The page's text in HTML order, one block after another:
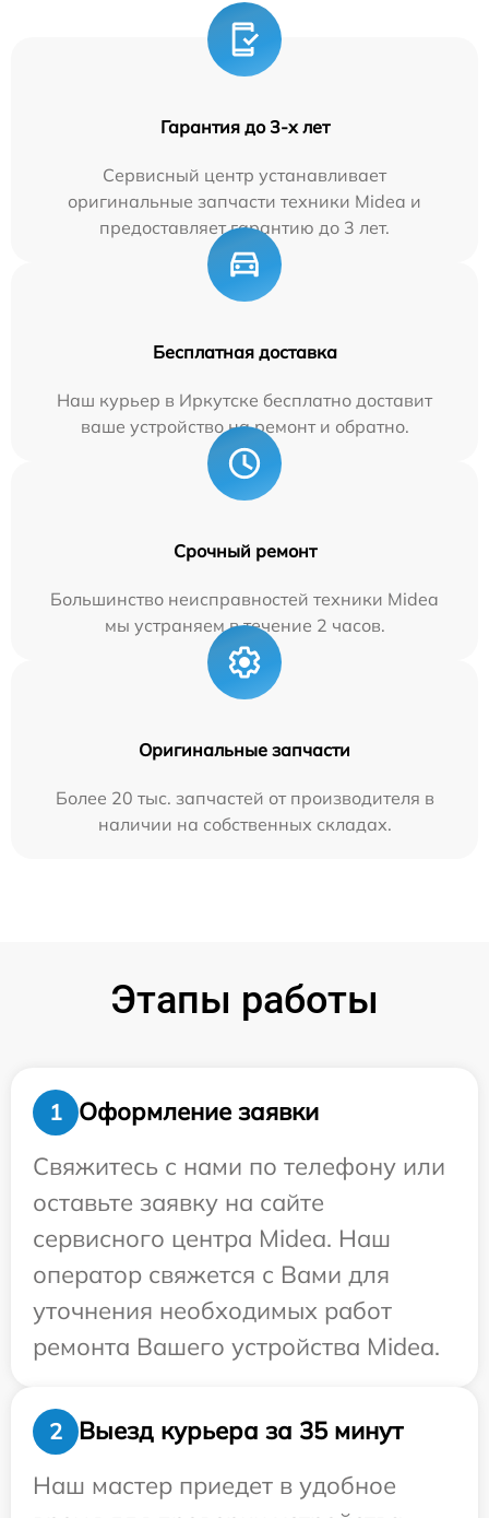
Гарантия до 3-х лет
Сервисный центр устанавливает
оригинальные запчасти техники Midea и
предоставляет гарантию до 3 лет.
Бесплатная доставка
Наш курьер в Иркутске бесплатно доставит
ваше устройство на ремонт и обратно.
Срочный ремонт
Большинство неисправностей техники Midea
мы устраняем в течение 2 часов.
Оригинальные запчасти
Более 20 тыс. запчастей от производителя в
наличии на собственных складах.
Этапы работы
1
Оформление заявки
Свяжитесь с нами по телефону или
оставьте заявку на сайте
сервисного центра Midea. Наш
оператор свяжется с Вами для
уточнения необходимых работ
ремонта Вашего устройства Midea.
2
Выезд курьера за 35 минут
Наш мастер приедет в удобное